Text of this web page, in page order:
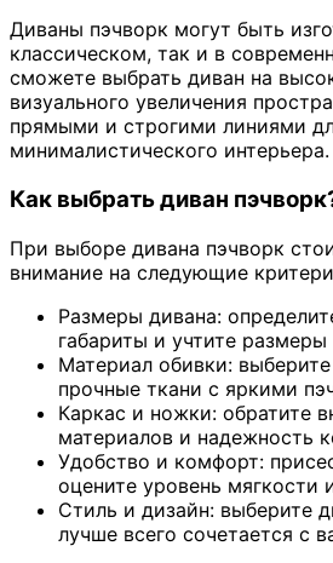
Диваны пэчворк могут быть
классическом, так и в
сможете выбрать диван на
визуального увеличения
прямыми и строгими линиями
минималистического интерьера.
Как выбрать диван
При выборе дивана пэчворк
внимание на следующие
Размеры дивана:
габариты и учтите
Материал обивки:
прочные ткани с яркими
Каркас и ножки: обратите
материалов и надежность
Удобство и комфорт:
оцените уровень мягкости
Стиль и дизайн: выберите
лучше всего сочетается с